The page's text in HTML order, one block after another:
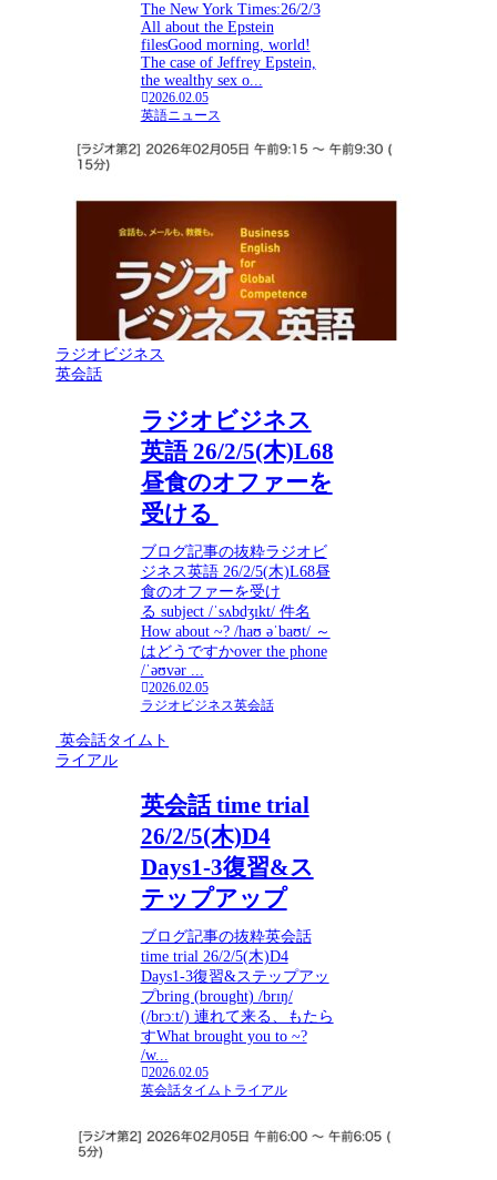
The New York Times:26/2/3
All about the Epstein
filesGood morning, world!
The case of Jeffrey Epstein,
the wealthy sex o...
2026.02.05
英語ニュース
ラジオビジネス
英会話
ラジオビジネス
英語 26/2/5(木)L68
昼食のオファーを
受ける
ブログ記事の抜粋ラジオビ
ジネス英語 26/2/5(木)L68昼
食のオファーを受け
る subject /ˈsʌbdʒɪkt/ 件名
How about ~? /haʊ əˈbaʊt/ ～
はどうですかover the phone
/ˈəʊvər ...
2026.02.05
ラジオビジネス英会話
英会話タイムト
ライアル
英会話 time trial
26/2/5(木)D4
Days1-3復習&ス
テップアップ
ブログ記事の抜粋英会話
time trial 26/2/5(木)D4
Days1-3復習&ステップアッ
プbring (brought) /brɪŋ/
(/brɔːt/) 連れて来る、もたら
すWhat brought you to ~?
/w...
2026.02.05
英会話タイムトライアル